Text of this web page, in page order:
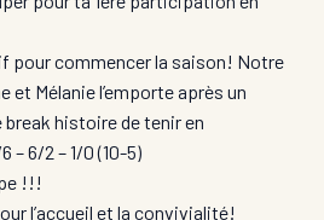
pour commencer la saison! Notre
et Mélanie l’emporte après un
histoire de tenir en
– 6/2 – 1/0 (10-5)
!!!
l’accueil et la convivialité!